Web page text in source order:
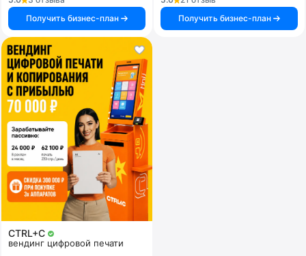
Получить бизнес-план
Получить бизнес-план
CTRL+C
вендинг цифровой печати